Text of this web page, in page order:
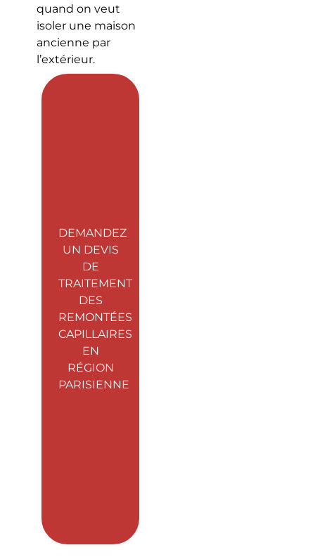
quand on veut
isoler une maison
ancienne par
l’extérieur.
DEMANDEZ
UN DEVIS
DE
TRAITEMENT
DES
REMONTÉES
CAPILLAIRES
EN
RÉGION
PARISIENNE